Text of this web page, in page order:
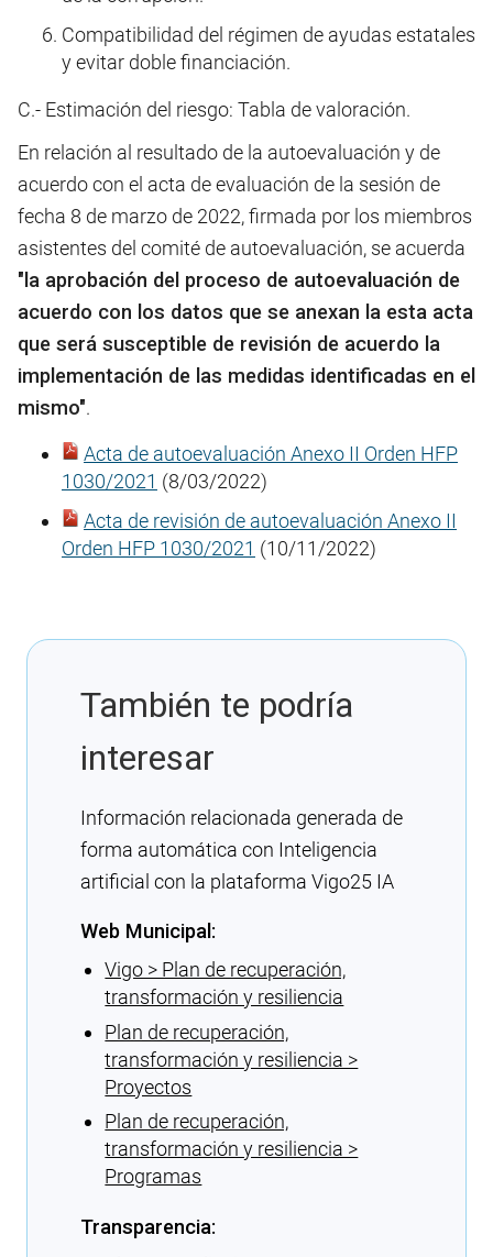
Compatibilidad del régimen de ayudas estatales
y evitar doble financiación.
C.- Estimación del riesgo: Tabla de valoración.
En relación al resultado de la autoevaluación y de
acuerdo con el acta de evaluación de la sesión de
fecha 8 de marzo de 2022, firmada por los miembros
asistentes del comité de autoevaluación, se acuerda
"la aprobación del proceso de autoevaluación de
acuerdo con los datos que se anexan la esta acta
que será susceptible de revisión de acuerdo la
implementación de las medidas identificadas en el
mismo".
Acta de autoevaluación Anexo II Orden HFP
1030/2021 (8/03/2022)
Acta de revisión de autoevaluación Anexo II
Orden HFP 1030/2021 (10/11/2022)
También te podría
interesar
Información relacionada generada de
forma automática con Inteligencia
artificial con la plataforma Vigo25 IA
Web Municipal:
Vigo > Plan de recuperación,
transformación y resiliencia
Plan de recuperación,
transformación y resiliencia >
Proyectos
Plan de recuperación,
transformación y resiliencia >
Programas
Transparencia: